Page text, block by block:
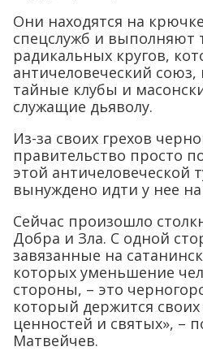
Они находятся на
спецслужб и выполняют
радикальных кругов,
античеловеческий
тайные клубы и
служащие дьяволу.
Из-за своих грехов
правительство просто
этой античеловеческой
вынуждено идти у нее
Сейчас произошло
Добра и Зла. С одной
завязанные на
которых уменьшение
стороны, – это
который держится
ценностей и святых», –
Матвейчев.